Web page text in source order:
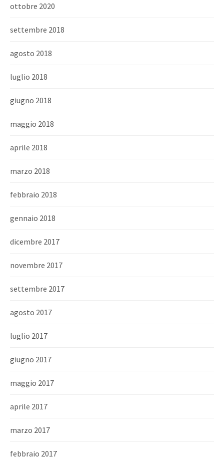
ottobre 2020
settembre 2018
agosto 2018
luglio 2018
giugno 2018
maggio 2018
aprile 2018
marzo 2018
febbraio 2018
gennaio 2018
dicembre 2017
novembre 2017
settembre 2017
agosto 2017
luglio 2017
giugno 2017
maggio 2017
aprile 2017
marzo 2017
febbraio 2017